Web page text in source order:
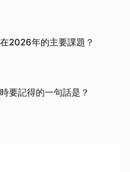
2026年的主要課題？
要記得的一句話是？